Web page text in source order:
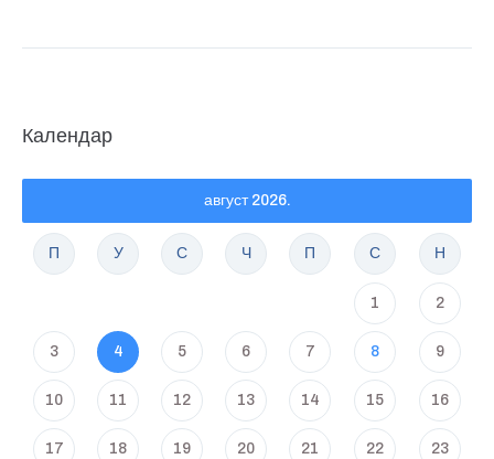
Календар
август 2026.
П У С Ч П С Н
1 2
3 4 5 6 7 8 9
10 11 12 13 14 15 16
17 18 19 20 21 22 23